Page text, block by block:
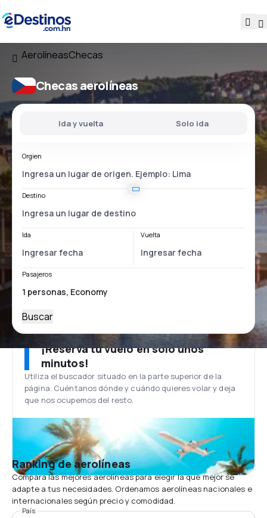
AerolíneasChecas
Checas aerolíneas
Ida y vuelta Solo ida
Orgien
Destino
Ida Vuelta
Pasajeros
Buscar
¡Reserva tu vuelo en solo unos
minutos!
Utiliza el buscador situado en la parte superior de la
página. Cuéntanos dónde y cuándo quieres volar y deja
que nos ocupemos del resto.
Ranking de aerolíneas
Compara las mejores aerolíneas para elegir la que mejor se
adapte a tus necesidades. Ordenamos aerolíneas nacionales e
internacionales según precio y comodidad.
País